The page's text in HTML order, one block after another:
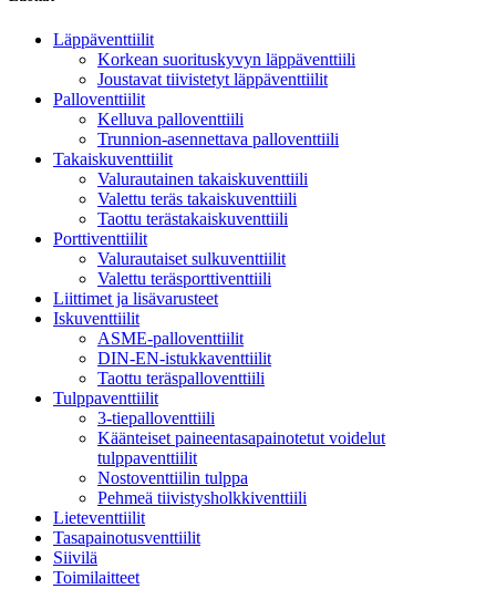
Läppäventtiilit
Korkean suorituskyvyn läppäventtiili
Joustavat tiivistetyt läppäventtiilit
Palloventtiilit
Kelluva palloventtiili
Trunnion-asennettava palloventtiili
Takaiskuventtiilit
Valurautainen takaiskuventtiili
Valettu teräs takaiskuventtiili
Taottu terästakaiskuventtiili
Porttiventtiilit
Valurautaiset sulkuventtiilit
Valettu teräsporttiventtiili
Liittimet ja lisävarusteet
Iskuventtiilit
ASME-palloventtiilit
DIN-EN-istukkaventtiilit
Taottu teräspalloventtiili
Tulppaventtiilit
3-tiepalloventtiili
Käänteiset paineentasapainotetut voidelut
tulppaventtiilit
Nostoventtiilin tulppa
Pehmeä tiivistysholkkiventtiili
Lieteventtiilit
Tasapainotusventtiilit
Siivilä
Toimilaitteet